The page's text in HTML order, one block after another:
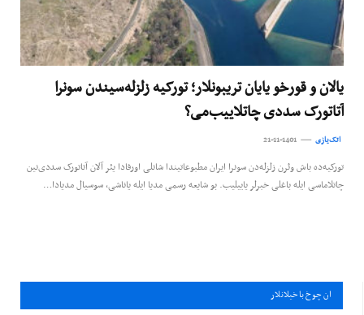
یالان و قورخو یایان تریبونلار؛ تورکیه زلزله‌‌‌سیندن سونرا
آتاتورک سددی چاتلاییب‌می؟
اتک‌یازی 21-11-1401
تورکیه‌ده باش وئرن زلزله‌‌‌دن سونرا ایران مطبوعاتیندا شانلی‌ اورفادا یئر آلان آتاتورک سددی‌نین
چاتلاماسی ایله باغلی خبرلر یاییلیب. بو شایعه‌ رسمی مدیا ایله یاناشی، سوسیال مدیادا…
ان چوخ باخيلانلار